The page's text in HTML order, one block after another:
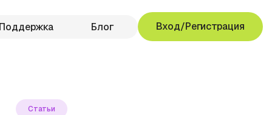
Поддержка Блог Вход/Регистрация
Статьи